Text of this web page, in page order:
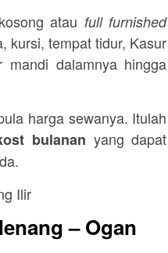
atau full furnished
kursi, tempat tidur, Kasur
dalamnya hingga
harga sewanya. Itulah
bulanan yang dapat
– Ogan